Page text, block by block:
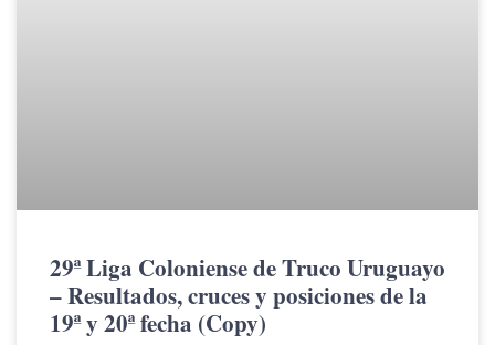
29ª Liga Coloniense de Truco Uruguayo
– Resultados, cruces y posiciones de la
19ª y 20ª fecha (Copy)